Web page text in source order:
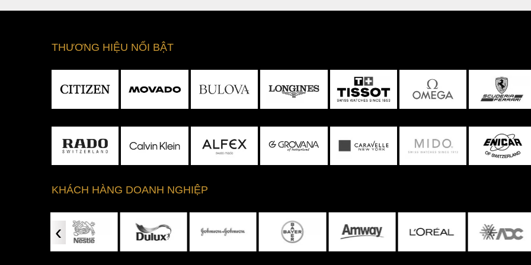
Phủ dạ quang cao cấp Thụy Sĩ SuperLuminova trên các mốc giờ và bộ kim
THƯƠNG HIỆU NỔI BẬT
KHÁCH HÀNG DOANH NGHIỆP
‹